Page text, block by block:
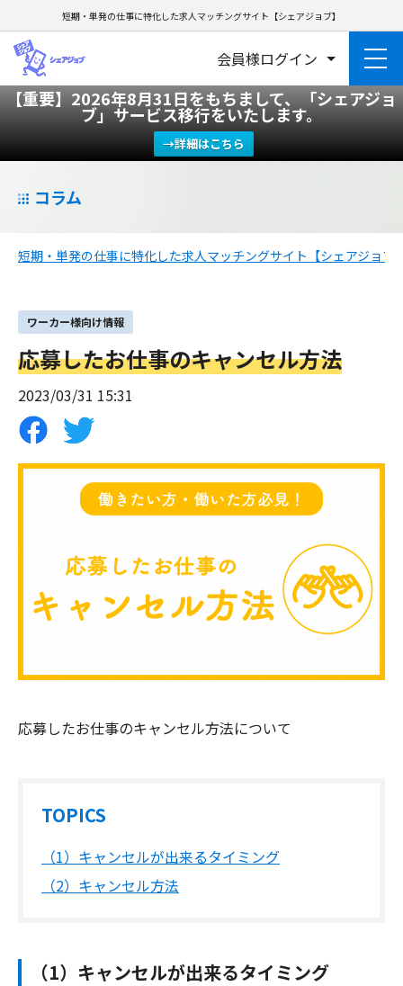
【重要】2026年8月31日をもちまして、「シェアジョ
ブ」サービス移行をいたします。
→詳細はこちら
短期・単発の仕事に特化した求人マッチングサイト【シェアジョブ】
会員様ログイン
コラム
短期・単発の仕事に特化した求人マッチングサイト【シェアジョブ
ワーカー様向け情報
応募したお仕事のキャンセル方法
2023/03/31 15:31
応募したお仕事のキャンセル方法について
TOPICS
（1）キャンセルが出来るタイミング
（2）キャンセル方法
（1）キャンセルが出来るタイミング